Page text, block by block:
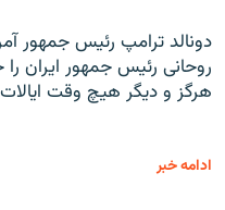
دونالد ترامپ رئیس جمهور
روحانی رئیس جمهور ایران
هرگز و دیگر هیچ وقت
ادامه خبر